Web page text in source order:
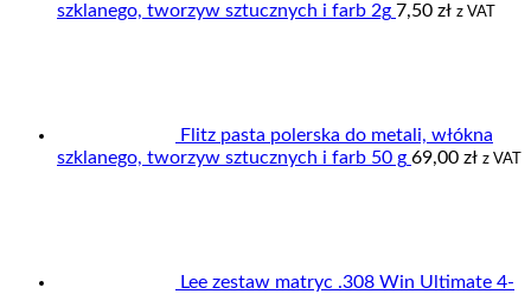
szklanego, tworzyw sztucznych i farb 2g 7,50 zł z VAT
Flitz pasta polerska do metali, włókna
szklanego, tworzyw sztucznych i farb 50 g 69,00 zł z VAT
Lee zestaw matryc .308 Win Ultimate 4-